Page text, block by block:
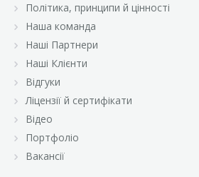
«Велмарт»
«ВК Експресс»
Політика, принципи й цінності
Наша команда
Наші Партнери
Наші Клієнти
Відгуки
Ліцензії й сертифікати
Відео
Портфоліо
Вакансії